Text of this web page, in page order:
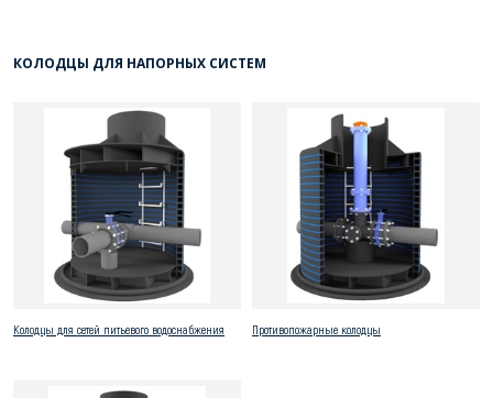
КОЛОДЦЫ ДЛЯ НАПОРНЫХ СИСТЕМ
Колодцы для сетей питьевого водоснабжения Противопожарные колодцы